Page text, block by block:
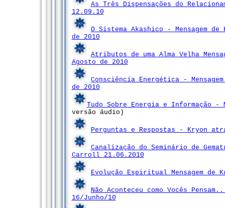
As Três Dispensações do
12.09.10
O Sistema Akashico - Mensagem
de 2010
Atributos de uma Alma Velha
Agosto de 2010
Consciência Energética -
de 2010
Tudo Sobre Energia e Informação -
versão áudio)
Perguntas e Respostas - Kryon
Canalização do Seminário de
Carroll 21.06.2010
Evolução Espiritual Mensagem de
Não Aconteceu como Vocês
16/Junho/10